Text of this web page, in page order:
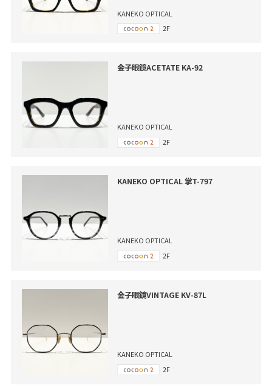
KANEKO OPTICAL
2F
金子眼鏡ACETATE KA-92
KANEKO OPTICAL
2F
KANEKO OPTICAL 掌T-797
KANEKO OPTICAL
2F
金子眼鏡VINTAGE KV-87L
KANEKO OPTICAL
2F